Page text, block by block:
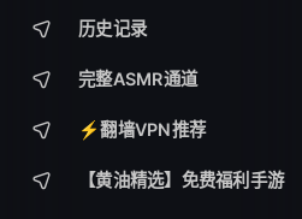
历史记录
完整ASMR通道
⚡️翻墙VPN推荐
【黄油精选】免费福利手游